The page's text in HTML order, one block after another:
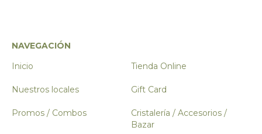
NAVEGACIÓN
Inicio
Tienda Online
Nuestros locales Gift Card
Promos / Combos
Cristalería / Accesorios /
Bazar